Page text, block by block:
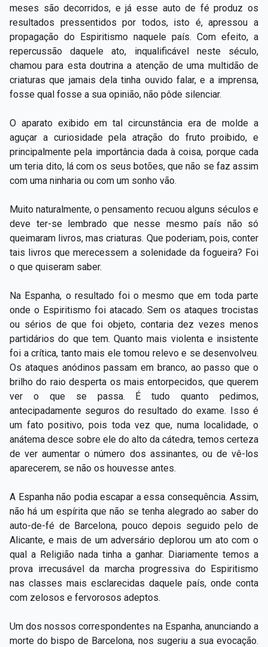
meses são decorridos, e já esse auto de fé produz os
resultados pressentidos por todos, isto é, apressou a
propagação do Espiritismo naquele país. Com efeito, a
repercussão daquele ato, inqualificável neste século,
chamou para esta doutrina a atenção de uma multidão de
criaturas que jamais dela tinha ouvido falar, e a imprensa,
fosse qual fosse a sua opinião, não pôde silenciar.
O aparato exibido em tal circunstância era de molde a
aguçar a curiosidade pela atração do fruto proibido, e
principalmente pela importância dada à coisa, porque cada
um teria dito, lá com os seus botões, que não se faz assim
com uma ninharia ou com um sonho vão.
Muito naturalmente, o pensamento recuou alguns séculos e
deve ter-se lembrado que nesse mesmo país não só
queimaram livros, mas criaturas. Que poderiam, pois, conter
tais livros que merecessem a solenidade da fogueira? Foi
o que quiseram saber.
Na Espanha, o resultado foi o mesmo que em toda parte
onde o Espiritismo foi atacado. Sem os ataques trocistas
ou sérios de que foi objeto, contaria dez vezes menos
partidários do que tem. Quanto mais violenta e insistente
foi a crítica, tanto mais ele tomou relevo e se desenvolveu.
Os ataques anódinos passam em branco, ao passo que o
brilho do raio desperta os mais entorpecidos, que querem
ver o que se passa. É tudo quanto pedimos,
antecipadamente seguros do resultado do exame. Isso é
um fato positivo, pois toda vez que, numa localidade, o
anátema desce sobre ele do alto da cátedra, temos certeza
de ver aumentar o número dos assinantes, ou de vê-los
aparecerem, se não os houvesse antes.
A Espanha não podia escapar a essa consequência. Assim,
não há um espírita que não se tenha alegrado ao saber do
auto-de-fé de Barcelona, pouco depois seguido pelo de
Alicante, e mais de um adversário deplorou um ato com o
qual a Religião nada tinha a ganhar. Diariamente temos a
prova irrecusável da marcha progressiva do Espiritismo
nas classes mais esclarecidas daquele país, onde conta
com zelosos e fervorosos adeptos.
Um dos nossos correspondentes na Espanha, anunciando a
morte do bispo de Barcelona, nos sugeriu a sua evocação.